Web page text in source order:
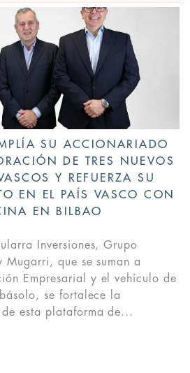
SU ACCIONARIADO
DE TRES NUEVOS
Y REFUERZA SU
EN EL PAÍS VASCO CON
EN BILBAO
Inversiones, Grupo
Mugarri, que se suman a
Empresarial y el vehículo de
se fortalece la
esta plataforma de...